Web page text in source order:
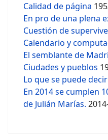
Calidad de página
En pro de una plena
Cuestión de
Calendario y
El semblante de
Ciudades y pueblos
Lo que se puede decir
En 2014 se cumplen
de Julián Marías.